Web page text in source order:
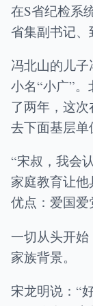
在S省纪检系
省集副书记、
冯北山的儿
小名“小广”
了两年，这
去下面基层单
“宋叔，我会
家庭教育让
优点：爱国爱
一切从头开
家族背景。
宋龙明说：“